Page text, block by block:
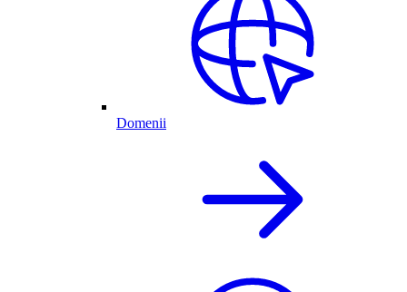
Domenii